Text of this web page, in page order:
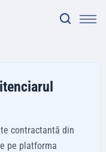
contractantă din
pe platforma